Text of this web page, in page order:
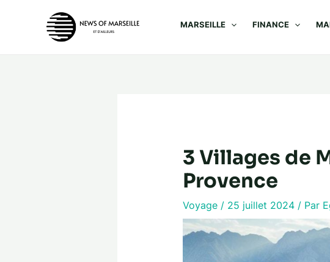
MARSEILLE FINANCE
3 Villages de
Provence
Voyage/ 25 juillet 2024 / Par